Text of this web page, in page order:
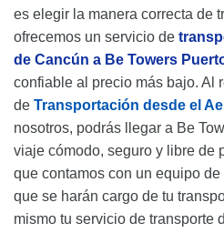
es elegir la manera correcta de
ofrecemos un servicio de
de Cancún a Be Towers
confiable al precio más bajo. Al
de Transportación desde el
nosotros, podrás llegar a Be
viaje cómodo, seguro y libre de
que contamos con un equipo
que se harán cargo de tu
mismo tu servicio de transporte